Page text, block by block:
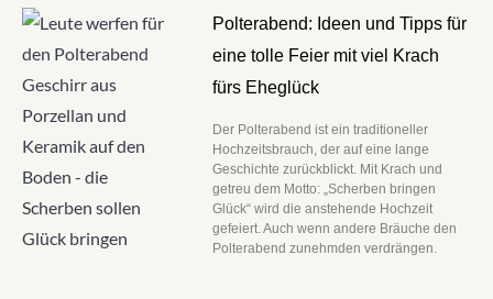
Polterabend: Ideen und Tipps für
eine tolle Feier mit viel Krach
fürs Eheglück
Der Polterabend ist ein traditioneller
Hochzeitsbrauch, der auf eine lange
Geschichte zurückblickt. Mit Krach und
getreu dem Motto: „Scherben bringen
Glück“ wird die anstehende Hochzeit
gefeiert. Auch wenn andere Bräuche den
Polterabend zunehmden verdrängen.